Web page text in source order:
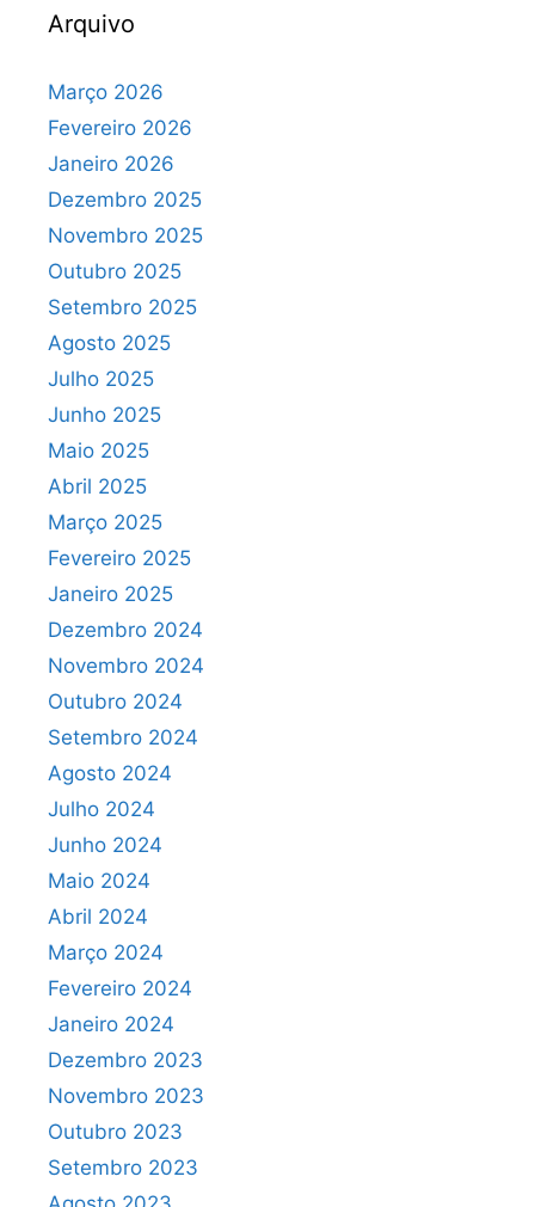
Arquivo
Março 2026
Fevereiro 2026
Janeiro 2026
Dezembro 2025
Novembro 2025
Outubro 2025
Setembro 2025
Agosto 2025
Julho 2025
Junho 2025
Maio 2025
Abril 2025
Março 2025
Fevereiro 2025
Janeiro 2025
Dezembro 2024
Novembro 2024
Outubro 2024
Setembro 2024
Agosto 2024
Julho 2024
Junho 2024
Maio 2024
Abril 2024
Março 2024
Fevereiro 2024
Janeiro 2024
Dezembro 2023
Novembro 2023
Outubro 2023
Setembro 2023